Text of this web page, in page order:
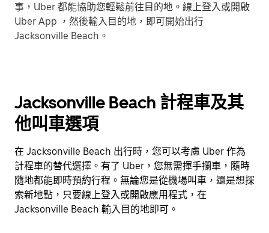
事，Uber 都能協助您輕鬆前往目的地。線上登入或開啟
Uber App ，然後輸入目的地，即可開始出行
Jacksonville Beach。
Jacksonville Beach 計程車及其
他叫車選項
在 Jacksonville Beach 出行時，您可以考慮 Uber 作為
計程車的替代選擇。有了 Uber，您無需揮手攔車，隨時
隨地都能即時預約行程。無論您是從機場叫車，還是想探
索新地點，只要線上登入或開啟應用程式，在
Jacksonville Beach 輸入目的地即可。